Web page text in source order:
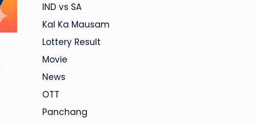
IND vs SA
Kal Ka Mausam
Lottery Result
Movie
News
OTT
Panchang